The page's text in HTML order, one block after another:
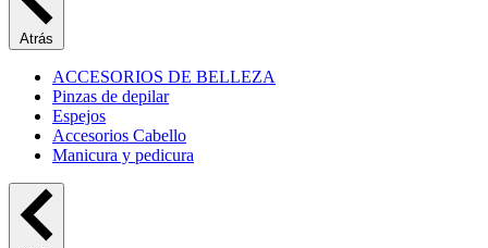
Atrás
ACCESORIOS DE BELLEZA
Pinzas de depilar
Espejos
Accesorios Cabello
Manicura y pedicura